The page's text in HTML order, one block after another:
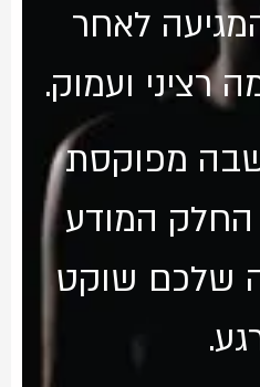
לאחר
רציני ועמוק.
מפוקסת
המודע
שלכם שוקט